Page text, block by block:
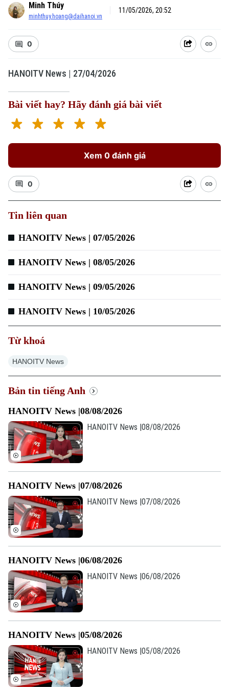
Xu hướng
Minh Thúy
minhthuy.hoang@daihanoi.vn
11/05/2026, 20:52
0
HANOITV News | 27/04/2026
Bài viết hay? Hãy đánh giá bài viết
Xem 0 đánh giá
0
Tin liên quan
HANOITV News | 07/05/2026
HANOITV News | 08/05/2026
HANOITV News | 09/05/2026
HANOITV News | 10/05/2026
Từ khoá
HANOITV News
Bản tin tiếng Anh
HANOITV News |08/08/2026
HANOITV News |08/08/2026
HANOITV News |07/08/2026
HANOITV News |07/08/2026
HANOITV News |06/08/2026
HANOITV News |06/08/2026
HANOITV News |05/08/2026
HANOITV News |05/08/2026